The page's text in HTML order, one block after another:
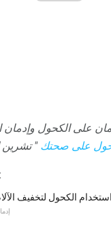
على الكحول
على صحتك " تشرين
الكحول لتخفيف